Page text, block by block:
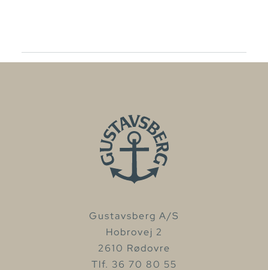
Gustavsberg A/S
Hobrovej 2
2610 Rødovre
Tlf. 36 70 80 55